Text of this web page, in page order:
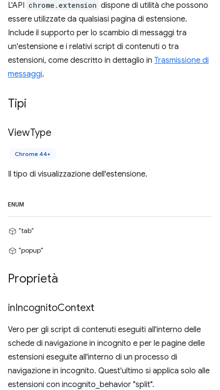
L'API chrome.extension dispone di utilità che possono
essere utilizzate da qualsiasi pagina di estensione.
Include il supporto per lo scambio di messaggi tra
un'estensione e i relativi script di contenuti o tra
estensioni, come descritto in dettaglio in Trasmissione di
messaggi.
Tipi
ViewType
Chrome 44+
Il tipo di visualizzazione dell'estensione.
ENUM
"tab"
"popup"
Proprietà
inIncognitoContext
Vero per gli script di contenuti eseguiti all'interno delle
schede di navigazione in incognito e per le pagine delle
estensioni eseguite all'interno di un processo di
navigazione in incognito. Quest'ultimo si applica solo alle
estensioni con incognito_behavior "split".